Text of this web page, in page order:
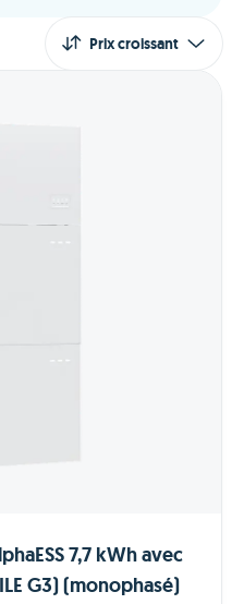
Prix croissant
7,7 kWh avec
G3) (monophasé)